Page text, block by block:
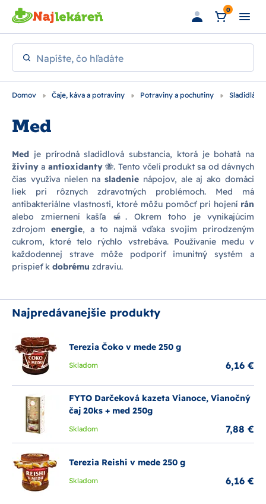
Preskočiť na hlavný obsah 0
Napíšte, čo hľadáte
Domov Čaje, káva a potraviny Potraviny a pochutiny Sladidlá
Med
Med je prírodná sladidlová substancia, ktorá je bohatá na
živiny a antioxidanty🐝. Tento včelí produkt sa od dávnych
čias využíva nielen nasladenie nápojov, ale aj ako domáci
liek pri rôznych zdravotných problémoch. Med má
antibakteriálne vlastnosti, ktoré môžu pomôcť pri hojení rán
alebo zmiernení kašľa 🍯. Okrem toho je vynikajúcim
zdrojom energie, a to najmä vďaka svojim prirodzeným
cukrom, ktoré telo rýchlo vstrebáva. Používanie medu v
každodennej strave môže podporiť imunitný systém a
prispieť k dobrému zdraviu.
Najpredávanejšie produkty
Terezia Čoko v mede 250 g
Skladom 6,16 €
FYTO Darčeková kazeta Vianoce, Vianočný
čaj 20ks + med 250g
Skladom 7,88 €
Terezia Reishi v mede 250 g
Skladom 6,16 €